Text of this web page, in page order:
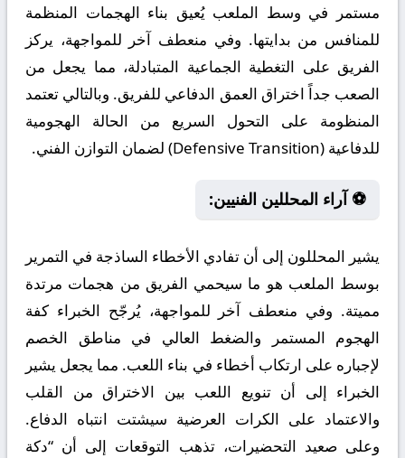
مستمر في وسط الملعب يُعيق بناء الهجمات المنظمة
للمنافس من بدايتها. وفي منعطف آخر للمواجهة، يركز
الفريق على التغطية الجماعية المتبادلة، مما يجعل من
الصعب جداً اختراق العمق الدفاعي للفريق. وبالتالي تعتمد
المنظومة على التحول السريع من الحالة الهجومية
للدفاعية (Defensive Transition) لضمان التوازن الفني.
⚽ آراء المحللين الفنيين:
يشير المحللون إلى أن تفادي الأخطاء الساذجة في التمرير
بوسط الملعب هو ما سيحمي الفريق من هجمات مرتدة
مميتة. وفي منعطف آخر للمواجهة، يُرجّح الخبراء كفة
الهجوم المستمر والضغط العالي في مناطق الخصم
لإجباره على ارتكاب أخطاء في بناء اللعب. مما يجعل يشير
الخبراء إلى أن تنويع اللعب بين الاختراق من القلب
والاعتماد على الكرات العرضية سيشتت انتباه الدفاع.
وعلى صعيد التحضيرات، تذهب التوقعات إلى أن “دكة